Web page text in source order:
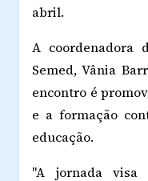
abril.
A coordenadora
Semed, Vânia
encontro é
e a formação
educação.
"A jornada visa